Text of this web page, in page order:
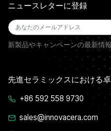
ニュースレターに登録
新製品やキャンペーンの最新情
先進セラミックスにおける
+86 592 558 9730
sales@innovacera.com